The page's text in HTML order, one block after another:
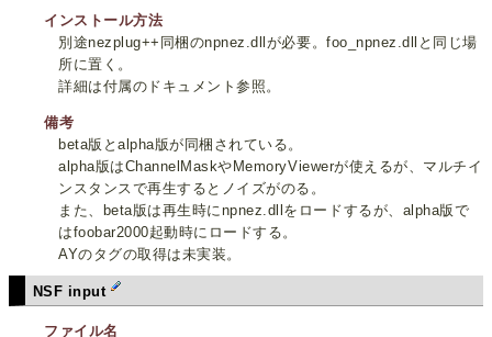
インストール方法
別途nezplug++同梱のnpnez.dllが必要。foo_npnez.dllと同じ場
所に置く。
詳細は付属のドキュメント参照。
備考
beta版とalpha版が同梱されている。
alpha版はChannelMaskやMemoryViewerが使えるが、マルチイ
ンスタンスで再生するとノイズがのる。
また、beta版は再生時にnpnez.dllをロードするが、alpha版で
はfoobar2000起動時にロードする。
AYのタグの取得は未実装。
NSF input
ファイル名